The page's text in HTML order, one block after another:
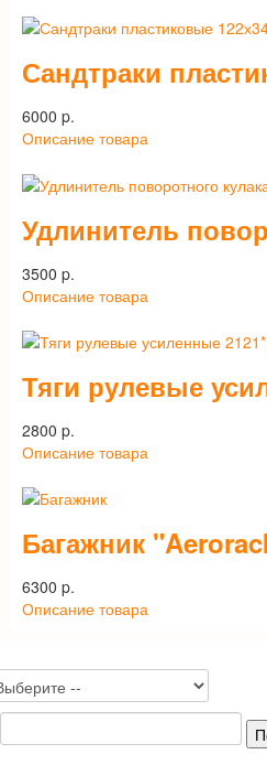
Сандтраки
6000 p.
Описание товара
Удлинитель
3500 p.
Описание товара
Тяги рулевые
2800 p.
Описание товара
Багажник
6300 p.
Описание товара